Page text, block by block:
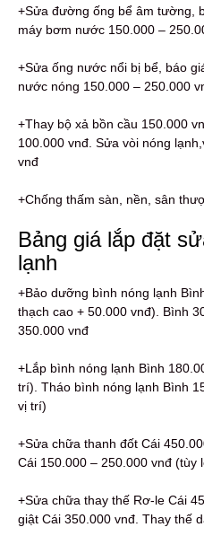
+Sửa đường ống bể âm tường,
máy bơm nước 150.000 –
+Sửa ống nước nổi bị bể, báo
nước nóng 150.000 – 250.000
+Thay bộ xả bồn cầu 150.000
100.000 vnđ. Sửa vòi nóng
vnđ
+Chống thấm sàn, nền, sân
Bảng giá lắp đặt
lạnh
+Bảo dưỡng bình nóng lạnh
thạch cao + 50.000 vnđ). Bình
350.000 vnđ
+Lắp bình nóng lạnh Bình
trí). Tháo bình nóng lạnh Bình
vị trí)
+Sửa chữa thanh đốt Cái
Cái 150.000 – 250.000 vnđ (tùy
+Sửa chữa thay thế Rơ-le Cái
giật Cái 350.000 vnđ. Thay thế